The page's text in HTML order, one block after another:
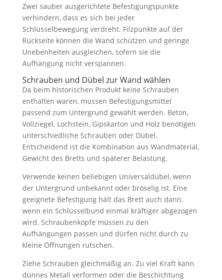
Zwei sauber ausgerichtete Befestigungspunkte
verhindern, dass es sich bei jeder
Schlüsselbewegung verdreht. Filzpunkte auf der
Rückseite können die Wand schützen und geringe
Unebenheiten ausgleichen, sofern sie die
Aufhängung nicht verspannen.
Schrauben und Dübel zur Wand wählen
Da beim historischen Produkt keine Schrauben
enthalten waren, müssen Befestigungsmittel
passend zum Untergrund gewählt werden. Beton,
Vollziegel, Lochstein, Gipskarton und Holz benötigen
unterschiedliche Schrauben oder Dübel.
Entscheidend ist die Kombination aus Wandmaterial,
Gewicht des Bretts und späterer Belastung.
Verwende keinen beliebigen Universaldübel, wenn
der Untergrund unbekannt oder bröselig ist. Eine
geeignete Befestigung hält das Brett auch dann,
wenn ein Schlüsselbund einmal kräftiger abgezogen
wird. Schraubenköpfe müssen zu den
Aufhängungen passen und dürfen nicht durch zu
kleine Öffnungen rutschen.
Ziehe Schrauben gleichmäßig an. Zu viel Kraft kann
dünnes Metall verformen oder die Beschichtung